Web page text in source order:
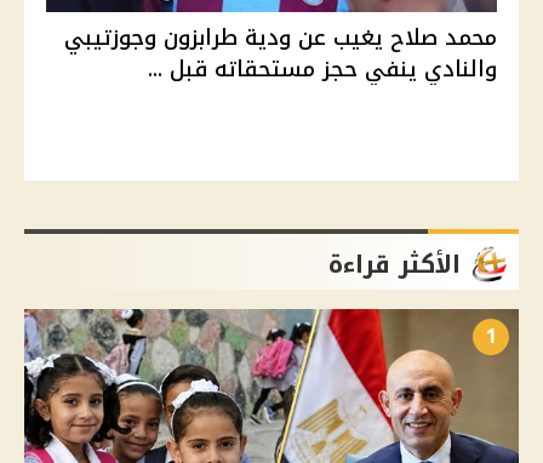
محمد صلاح يغيب عن ودية طرابزون وجوزتيبي
والنادي ينفي حجز مستحقاته قبل ...
الأكثر قراءة
1